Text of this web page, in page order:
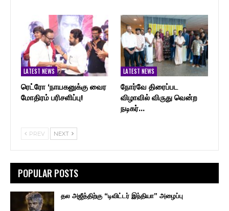
LATEST NEWS
ரெட்ரோ ‘நாயகனுக்கு வைர
மோதிரம் பரிசளிப்பு!
LATEST NEWS
நோர்வே திரைப்பட
விழாவில் விருது வென்ற
நடிகர்…
PREV NEXT
POPULAR POSTS
தல அஜீத்திற்கு “டிவிட்டர் இந்தியா” அழைப்பு